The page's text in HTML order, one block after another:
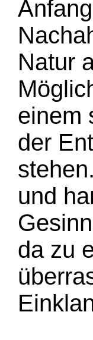
Natur
einem
der
und
da zu